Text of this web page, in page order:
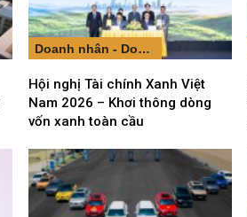
Doanh nhân - Doanh nghiệp
Hội nghị Tài chính Xanh Việt
Nam 2026 – Khơi thông dòng
vốn xanh toàn cầu